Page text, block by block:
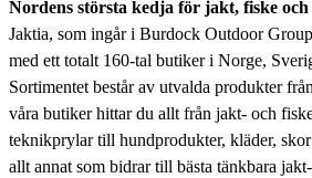
Nordens största kedja för jakt, fiske
Jaktia, som ingår i Burdock Outdoor
med ett totalt 160-tal butiker i Norge,
Sortimentet består av utvalda produkter
våra butiker hittar du allt från jakt- och
teknikprylar till hundprodukter, kläder,
allt annat som bidrar till bästa tänkbara